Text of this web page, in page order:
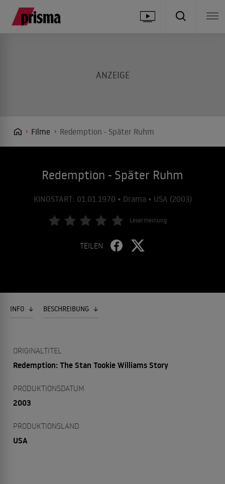
Filme Redemption - Später Ruhm
Redemption - Später Ruhm
KINOSTART: 01.01.1970 • Drama • USA (2003)
Lesermeinung
TEILEN
INFO BESCHREIBUNG
ORIGINALTITEL
Redemption: The Stan Tookie Williams Story
PRODUKTIONSDATUM
2003
PRODUKTIONSLAND
USA